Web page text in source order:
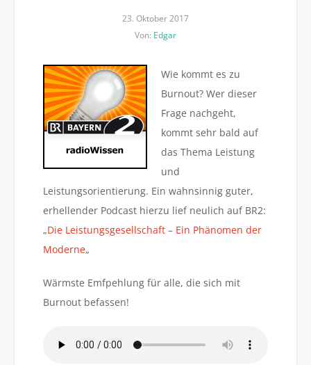
23. Oktober 2017
Von: Edgar
Wie kommt es zu
Burnout? Wer dieser
Frage nachgeht,
kommt sehr bald auf
das Thema Leistung
und
Leistungsorientierung. Ein wahnsinnig guter,
erhellender Podcast hierzu lief neulich auf BR2:
„Die Leistungsgesellschaft – Ein Phänomen der
Moderne„
Wärmste Emfpehlung für alle, die sich mit
Burnout befassen!